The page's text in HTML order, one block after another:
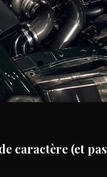
caractère (et pas